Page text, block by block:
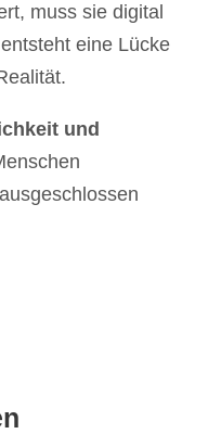
muss sie digital
eine Lücke
und